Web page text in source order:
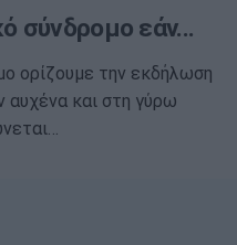
σύνδρομο εάν...
ορίζουμε την εκδήλωση
και στη γύρω